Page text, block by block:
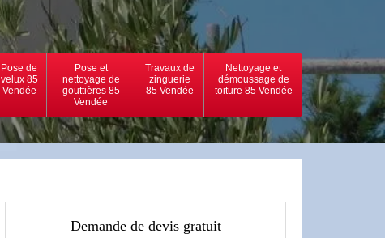
Pose de
velux 85
Vendée
Pose et
nettoyage de
gouttières 85
Vendée
Travaux de
zinguerie
85 Vendée
Nettoyage et
démoussage de
toiture 85 Vendée
Demande de devis gratuit